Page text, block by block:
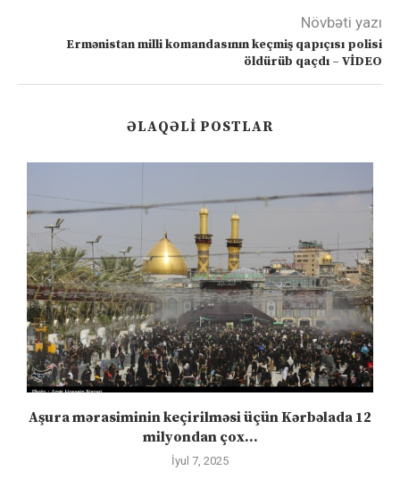
Növbəti yazı
Ermənistan milli komandasının keçmiş qapıçısı polisi
öldürüb qaçdı – VİDEO
ƏLAQƏLI POSTLAR
Aşura mərasiminin keçirilməsi üçün Kərbəlada 12
milyondan çox...
İyul 7, 2025